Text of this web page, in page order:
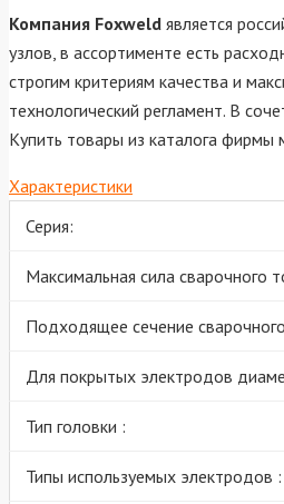
Компания Foxweld является
узлов, в ассортименте есть
строгим критериям качества и
технологический регламент. В
Купить товары из каталога
Характеристики
Серия:
Максимальная сила сварочного
Подходящее сечение
Для покрытых электродов
Тип головки :
Типы используемых электродов :